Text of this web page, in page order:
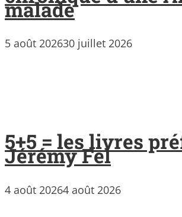
malade
5 août 202630 juillet 2026
5+5 = les livres
Jérémy Fel
4 août 20264 août 2026